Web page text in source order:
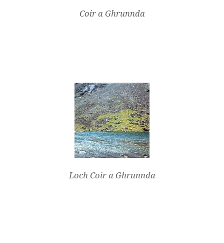
Coir a Ghrunnda
Loch Coir a Ghrunnda